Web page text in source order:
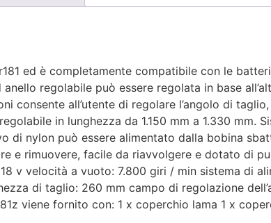
ed è completamente compatibile con le
regolabile può essere regolata in base
consente all’utente di regolare l’angolo di
in lunghezza da 1.150 mm a 1.330 mm.
di nylon può essere alimentato dalla bobina
e rimuovere, facile da riavvolgere e dotato di
v velocità a vuoto: 7.800 giri / min sistema di
di taglio: 260 mm campo di regolazione
viene fornito con: 1 x coperchio lama 1 x